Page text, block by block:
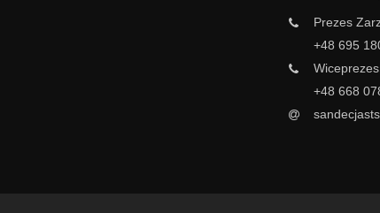
Prezes
+48 695
+48 668